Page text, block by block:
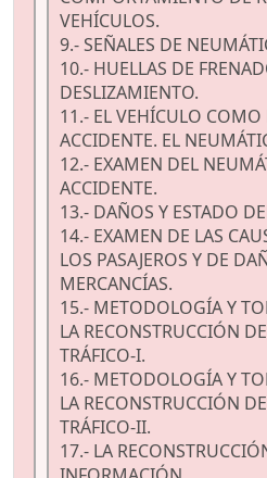
VEHÍCULOS.
9.- SEÑALES DE
10.- HUELLAS DE
DESLIZAMIENTO.
11.- EL VEHÍCULO COMO
ACCIDENTE. EL
12.- EXAMEN DEL
ACCIDENTE.
13.- DAÑOS Y ESTADO
14.- EXAMEN DE LAS
LOS PASAJEROS Y DE
MERCANCÍAS.
15.- METODOLOGÍA Y
LA RECONSTRUCCIÓN
TRÁFICO-I.
16.- METODOLOGÍA Y
LA RECONSTRUCCIÓN
TRÁFICO-II.
17.- LA